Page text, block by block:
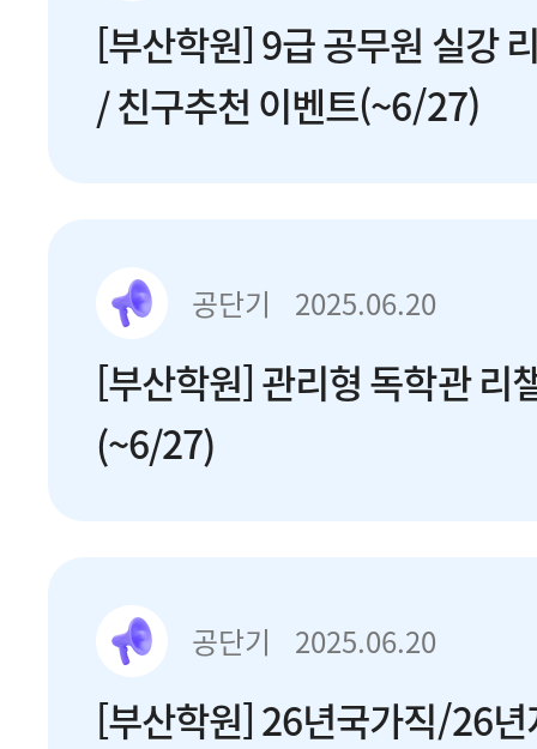
[부산학원] 9급 공무원 실강
/ 친구추천 이벤트(~6/27)
공단기 2025.06.20
[부산학원] 관리형 독학관 리
(~6/27)
공단기 2025.06.20
[부산학원] 26년국가직/26년